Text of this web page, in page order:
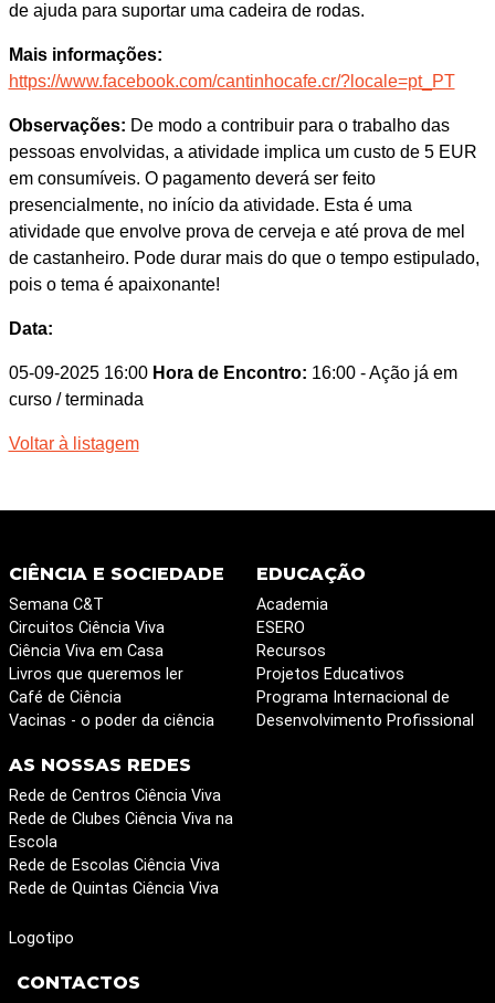
de ajuda para suportar uma cadeira de rodas.
Mais informações:
https://www.facebook.com/cantinhocafe.cr/?locale=pt_PT
Observações: De modo a contribuir para o trabalho das
pessoas envolvidas, a atividade implica um custo de 5 EUR
em consumíveis. O pagamento deverá ser feito
presencialmente, no início da atividade. Esta é uma
atividade que envolve prova de cerveja e até prova de mel
de castanheiro. Pode durar mais do que o tempo estipulado,
pois o tema é apaixonante!
Data:
05-09-2025 16:00 Hora de Encontro: 16:00 - Ação já em
curso / terminada
Voltar à listagem
CIÊNCIA E SOCIEDADE
Semana C&T
Circuitos Ciência Viva
Ciência Viva em Casa
Livros que queremos ler
Café de Ciência
Vacinas - o poder da ciência
EDUCAÇÃO
Academia
ESERO
Recursos
Projetos Educativos
Programa Internacional de
Desenvolvimento Profissional
AS NOSSAS REDES
Rede de Centros Ciência Viva
Rede de Clubes Ciência Viva na
Escola
Rede de Escolas Ciência Viva
Rede de Quintas Ciência Viva
Logotipo
CONTACTOS